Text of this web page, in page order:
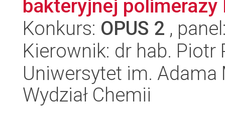
bakteryjnej polimerazy
Konkurs: OPUS 2 ,
Kierownik: dr hab. Piotr
Uniwersytet im.
Wydział Chemii